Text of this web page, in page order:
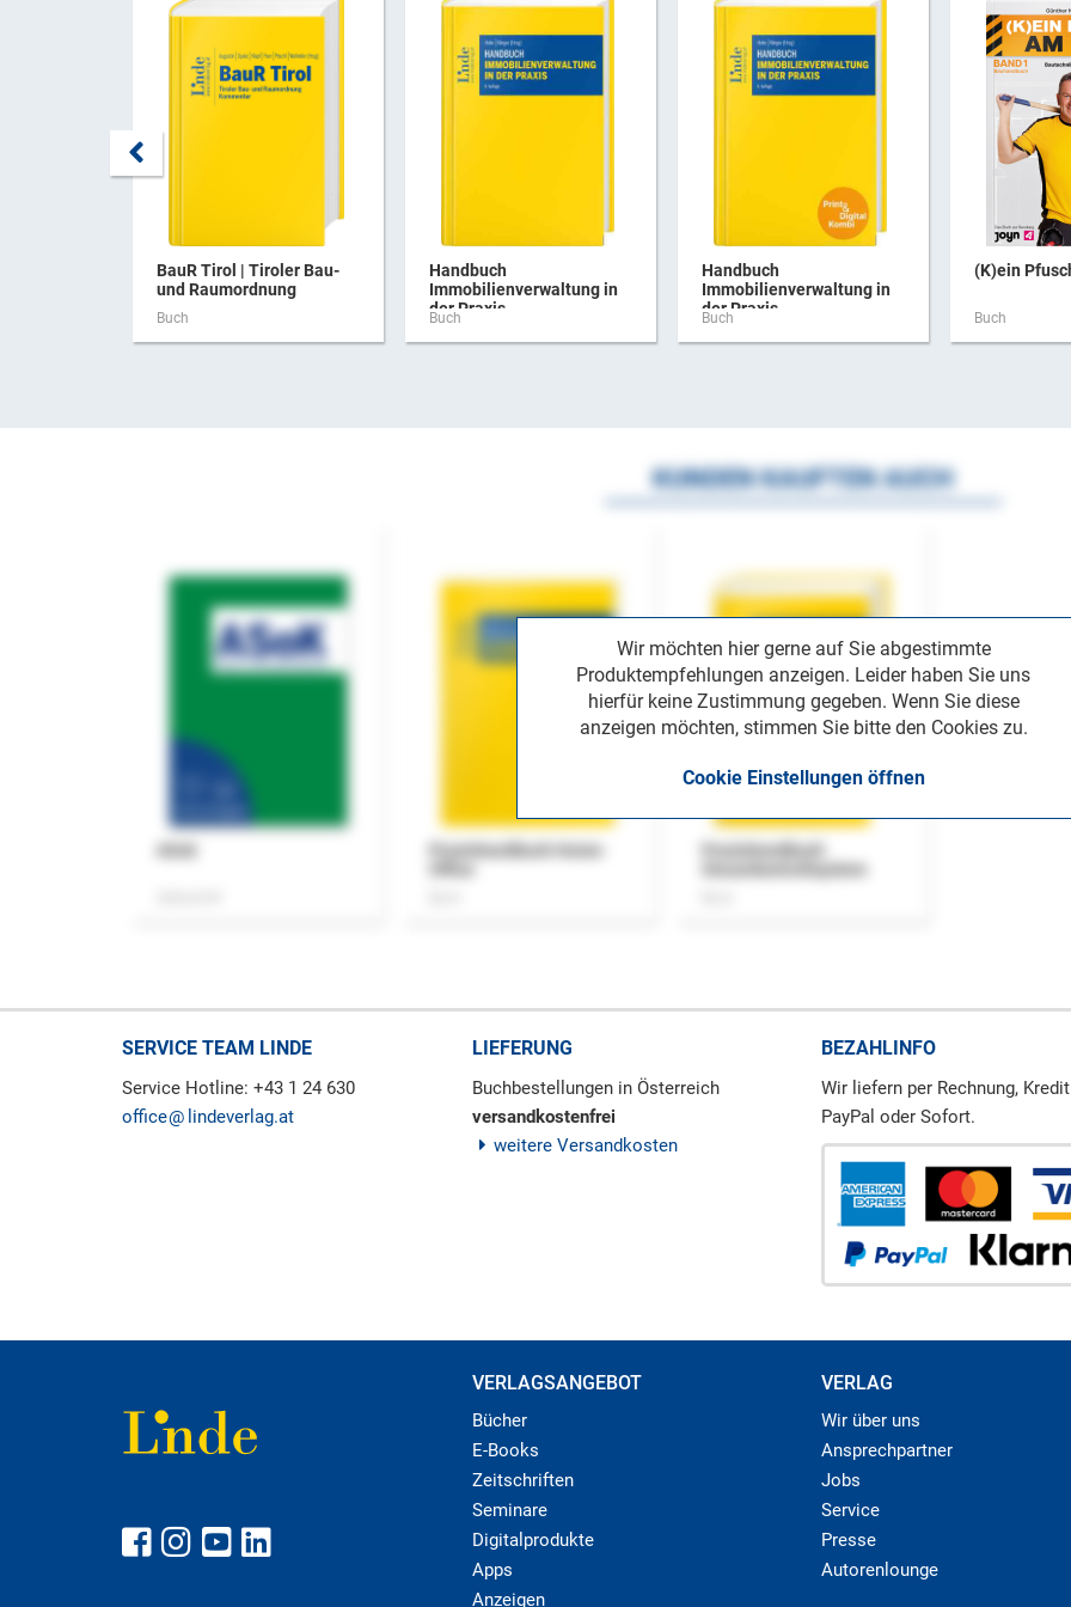
BauR Tirol | Tiroler Bau-
und Raumordnung
Buch
Handbuch
Immobilienverwaltung in
der Praxis
Buch
Handbuch
Immobilienverwaltung in
der Praxis ...
Buch
(K)ein
Buch
Wir möchten hier gerne auf Sie abgestimmte
Produktempfehlungen anzeigen. Leider haben Sie uns
hierfür keine Zustimmung gegeben. Wenn Sie diese
anzeigen möchten, stimmen Sie bitte den Cookies zu.
Cookie Einstellungen öffnen
KUNDEN KAUFTEN AUCH
Praxishandbuch Home-
Praxishandbuch
SERVICE TEAM LINDE
Service Hotline: +43 1 24 630
office
lindeverlag.at
LIEFERUNG
Buchbestellungen in Österreich
versandkostenfrei
weitere Versandkosten
BEZAHLINFO
Wir liefern per Rechnung,
PayPal oder Sofort.
VERLAGSANGEBOT
Bücher
E-Books
Zeitschriften
Seminare
Digitalprodukte
Apps
Anzeigen
VERLAG
Wir über uns
Ansprechpartner
Jobs
Service
Presse
Autorenlounge